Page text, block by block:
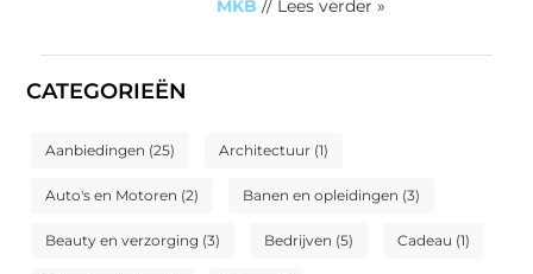
CATEGORIEËN
Aanbiedingen (25) Architectuur (1)
Auto's en Motoren (2) Banen en opleidingen (3)
Beauty en verzorging (3) Bedrijven (5) Cadeau (1)
MKB // Lees verder »